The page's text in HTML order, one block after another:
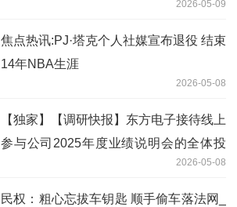
2026-05-09
焦点热讯:PJ·塔克个人社媒宣布退役 结束
14年NBA生涯
2026-05-08
【独家】【调研快报】东方电子接待线上
参与公司2025年度业绩说明会的全体投
2026-05-08
民权：粗心忘拔车钥匙 顺手偷车落法网_